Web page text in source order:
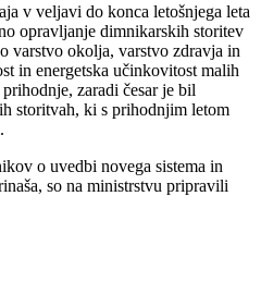
v veljavi do konca letošnjega leta
opravljanje dimnikarskih storitev
varstvo okolja, varstvo zdravja in
in energetska učinkovitost malih
zaradi česar je bil
storitvah, ki s prihodnjim letom
o uvedbi novega sistema in
so na ministrstvu pripravili